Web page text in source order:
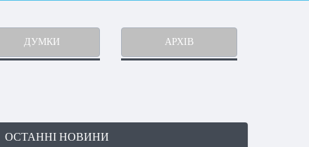
ДУМКИ АРХІВ
ОСТАННІ НОВИНИ